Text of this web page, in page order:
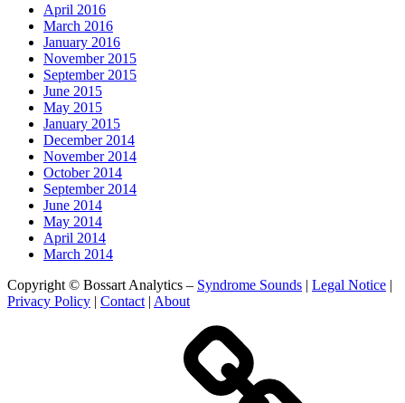
April 2016
March 2016
January 2016
November 2015
September 2015
June 2015
May 2015
January 2015
December 2014
November 2014
October 2014
September 2014
June 2014
May 2014
April 2014
March 2014
Copyright © Bossart Analytics – Syndrome Sounds | Legal Notice |
Privacy Policy | Contact | About